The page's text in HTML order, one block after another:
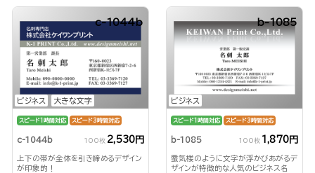
ビジネス 大きな文字
c-1044b
スピード1時間対応 スピード3時間対応
c-1044b 100枚 2,530円
上下の帯が全体を引き締めるデザイン
が印象的！
ビジネス
b-1085
スピード1時間対応 スピード3時間対応
b-1085 100枚 1,870円
蜃気楼のように文字が浮かびあがるデ
ザインが特徴的な人気のビジネス名